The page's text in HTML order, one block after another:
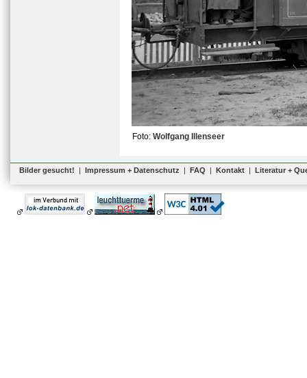
Foto: Wolfgang Illenseer
Bilder gesucht! | Impressum + Datenschutz | FAQ | Kontakt | Literatur +